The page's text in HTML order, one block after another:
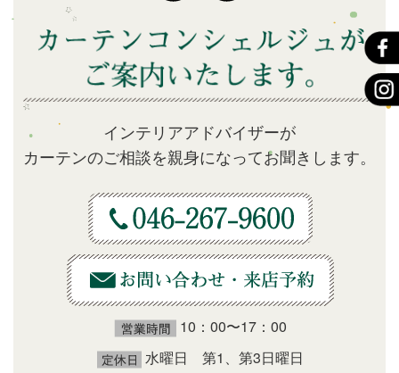
インテリアアドバイザーが
カーテンのご相談を親身になってお聞きします。
10：00〜17：00
水曜日 第1、第3日曜日